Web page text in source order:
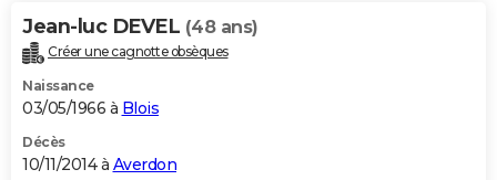
Jean-luc DEVEL (48 ans)
Créer une cagnotte obsèques
Naissance
03/05/1966 à Blois
Décès
10/11/2014 à Averdon